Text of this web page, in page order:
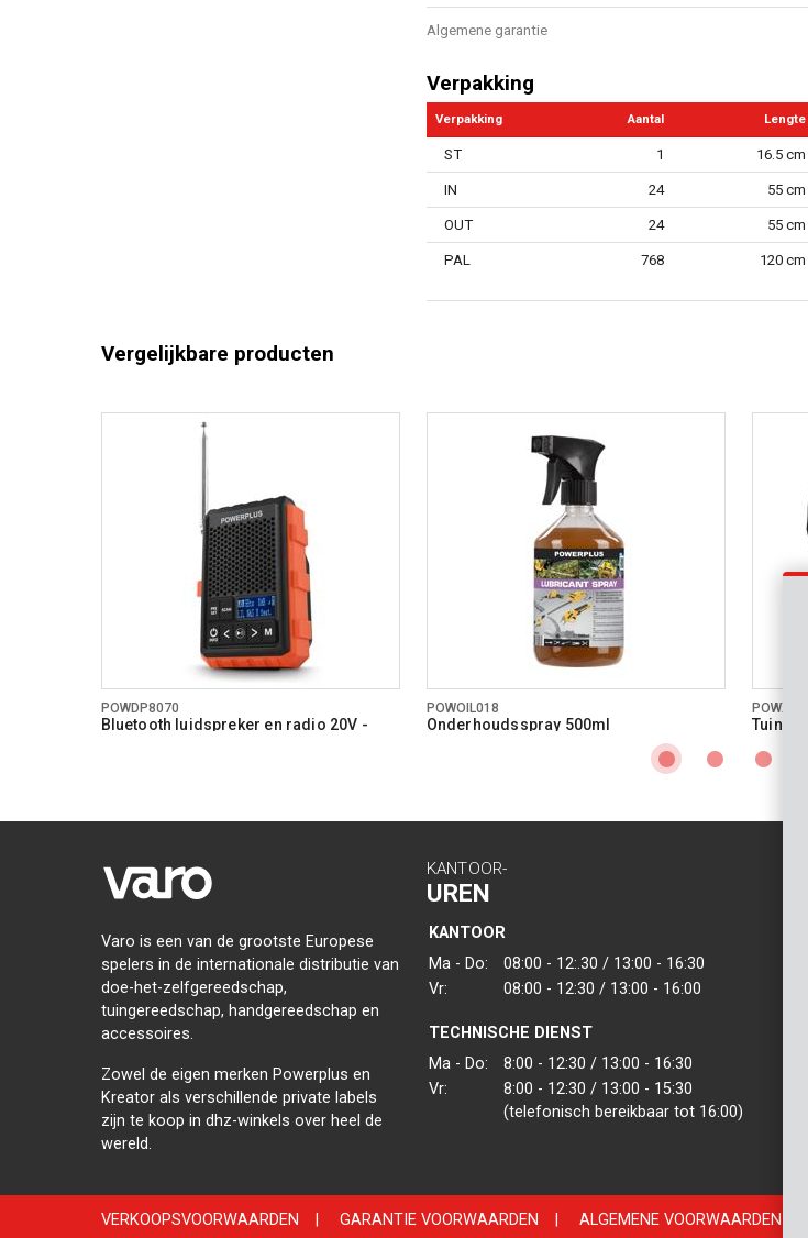
Algemene garantie
Verpakking
Verpakking Aantal Lengte
ST 1 16.5 cm
IN 24 55 cm
OUT 24 55 cm
PAL 768 120 cm
Vergelijkbare producten
POWDP8070
Bluetooth luidspreker en radio 20V -
POWOIL018
Onderhoudsspray 500ml
Varo is een van de grootste Europese
spelers in de internationale distributie van
doe-het-zelfgereedschap,
tuingereedschap, handgereedschap en
accessoires.
Zowel de eigen merken Powerplus en
Kreator als verschillende private labels
zijn te koop in dhz-winkels over heel de
wereld.
KANTOOR-
UREN
KANTOOR
Ma - Do:
08:00 - 12:.30 / 13:00 - 16:30
Vr:
08:00 - 12:30 / 13:00 - 16:00
TECHNISCHE DIENST
Ma - Do:
8:00 - 12:30 / 13:00 - 16:30
Vr:
8:00 - 12:30 / 13:00 - 15:30
(telefonisch bereikbaar tot 16:00)
VERKOOPSVOORWAARDEN GARANTIE VOORWAARDEN ALGEMENE VOORWAARDEN